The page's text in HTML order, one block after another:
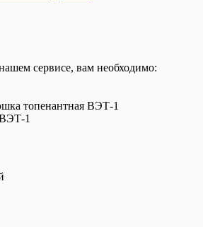
сервисе, вам необходимо:
топенантная ВЭТ-1
1